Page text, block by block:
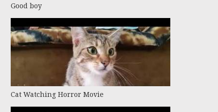
Good boy
Cat Watching Horror Movie